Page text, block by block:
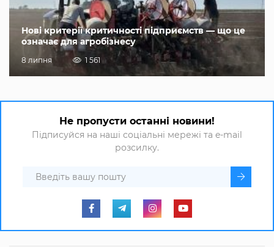
Нові критерії критичності підприємств — що це
означає для агробізнесу
8 липня 1 561
Не пропусти останні новини!
Підписуйся на наші соціальні мережі та e-mail
розсилку.